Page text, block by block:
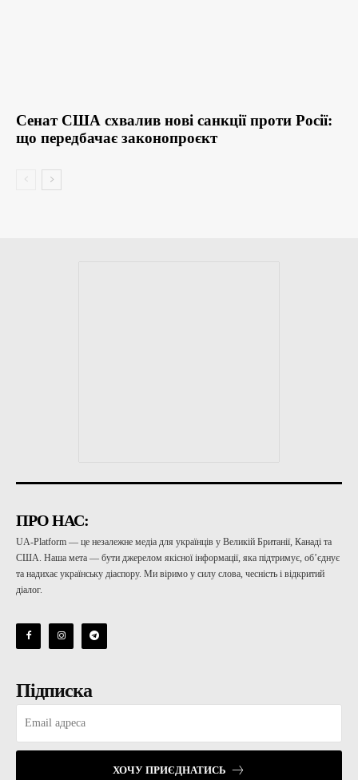
Сенат США схвалив нові санкції проти Росії:
що передбачає законопроєкт
ПРО НАС:
UA-Platform — це незалежне медіа для українців у Великій Британії, Канаді та
США. Наша мета — бути джерелом якісної інформації, яка підтримує, об’єднує
та надихає українську діаспору. Ми віримо у силу слова, чесність і відкритий
діалог.
Підписка
ХОЧУ ПРИЄДНАТИСЬ